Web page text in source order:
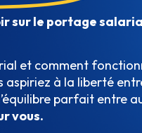
sur le portage
et comment
aspiriez à la liberté
parfait entre
vous.